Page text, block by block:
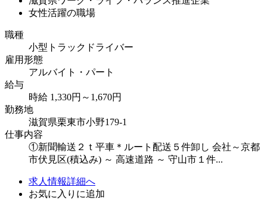
女性活躍の職場
職種
小型トラックドライバー
雇用形態
アルバイト・パート
給与
時給 1,330円～1,670円
勤務地
滋賀県栗東市小野179-1
仕事内容
①新聞輸送２ｔ平車＊ルート配送５件卸し 会社～京都
市伏見区(積込み) ～ 高速道路 ～ 守山市１件...
求人情報詳細へ
お気に入りに追加